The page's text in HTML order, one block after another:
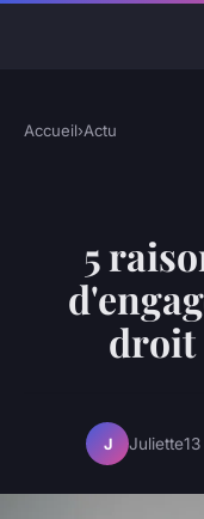
Accueil›Actu
5
droit
J Juliette